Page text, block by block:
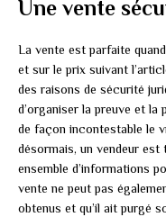
Une vente
La vente est parfaite
et sur le prix suivant
des raisons de sécurité
d’organiser la preuve et
de façon incontestable le
désormais, un vendeur est
ensemble d’informations
vente ne peut pas
obtenus et qu’il ait purgé